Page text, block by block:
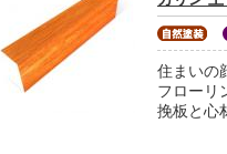
住まいの
フローリ
挽板と心